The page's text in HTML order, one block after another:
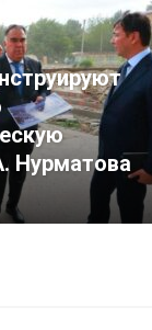
Нурматова